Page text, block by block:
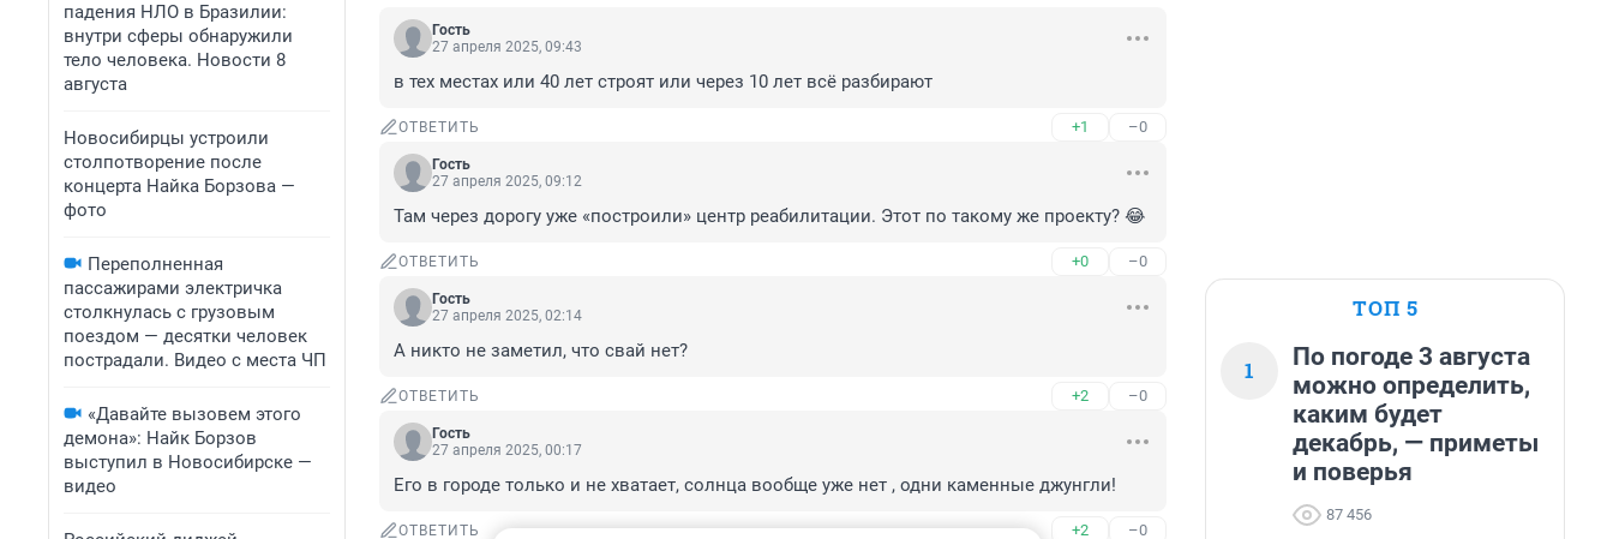
падения НЛО в Бразилии:
внутри сферы обнаружили
тело человека. Новости 8
августа
Новосибирцы устроили
столпотворение после
концерта Найка Борзова —
фото
Переполненная
пассажирами электричка
столкнулась с грузовым
поездом — десятки человек
пострадали. Видео с места ЧП
«Давайте вызовем этого
демона»: Найк Борзов
выступил в Новосибирске —
видео
Гость
27 апреля 2025, 09:43
в тех местах или 40 лет строят или через 10 лет всё разбирают
ОТВЕТИТЬ +1 –0
Гость
27 апреля 2025, 09:12
Там через дорогу уже «построили» центр реабилитации. Этот по такому же проекту? 😂
ОТВЕТИТЬ +0 –0
Гость
27 апреля 2025, 02:14
А никто не заметил, что свай нет?
ОТВЕТИТЬ +2 –0
Гость
27 апреля 2025, 00:17
Его в городе только и не хватает, солнца вообще уже нет , одни каменные джунгли!
ОТВЕТИТЬ +2 –0
ТОП 5
1
По погоде 3 августа
можно определить,
каким будет
декабрь, — приметы
и поверья
87 456